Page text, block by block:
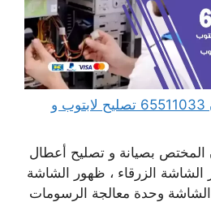
مهندس كمبيوتر صبحان 65511033 تصليح لابتوب و
بصيانة و تصليح أعطال
الشاشة الزرقاء ، ظهور الشاشة
وحدة معالجة الرسومات